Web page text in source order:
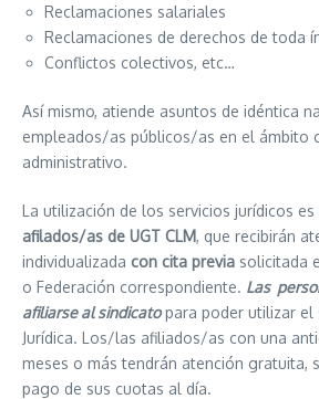
Reclamaciones salariales
Reclamaciones de derechos de toda
Conflictos colectivos, etc…
Así mismo, atiende asuntos de idéntica
empleados/as públicos/as en el ámbito
administrativo.
La utilización de los servicios jurídicos es
afilados/as de UGT CLM, que recibirán
individualizada con cita previa solicitada
o Federación correspondiente. Las
afiliarse al sindicatopara poder utilizar el
Jurídica. Los/las afiliados/as con una
meses o más tendrán atención gratuita,
pago de sus cuotas al día.